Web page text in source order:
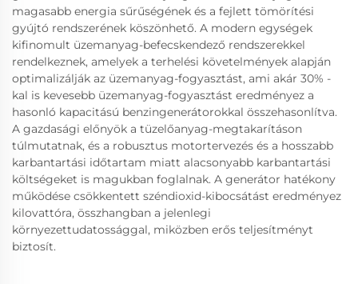
magasabb energia sűrűségének és a fejlett tömörítési
gyújtó rendszerének köszönhető. A modern egységek
kifinomult üzemanyag-befecskendező rendszerekkel
rendelkeznek, amelyek a terhelési követelmények alapján
optimalizálják az üzemanyag-fogyasztást, ami akár 30% -
kal is kevesebb üzemanyag-fogyasztást eredményez a
hasonló kapacitású benzingenerátorokkal összehasonlítva.
A gazdasági előnyök a tüzelőanyag-megtakarításon
túlmutatnak, és a robusztus motortervezés és a hosszabb
karbantartási időtartam miatt alacsonyabb karbantartási
költségeket is magukban foglalnak. A generátor hatékony
működése csökkentett széndioxid-kibocsátást eredményez
kilovattóra, összhangban a jelenlegi
környezettudatossággal, miközben erős teljesítményt
biztosít.